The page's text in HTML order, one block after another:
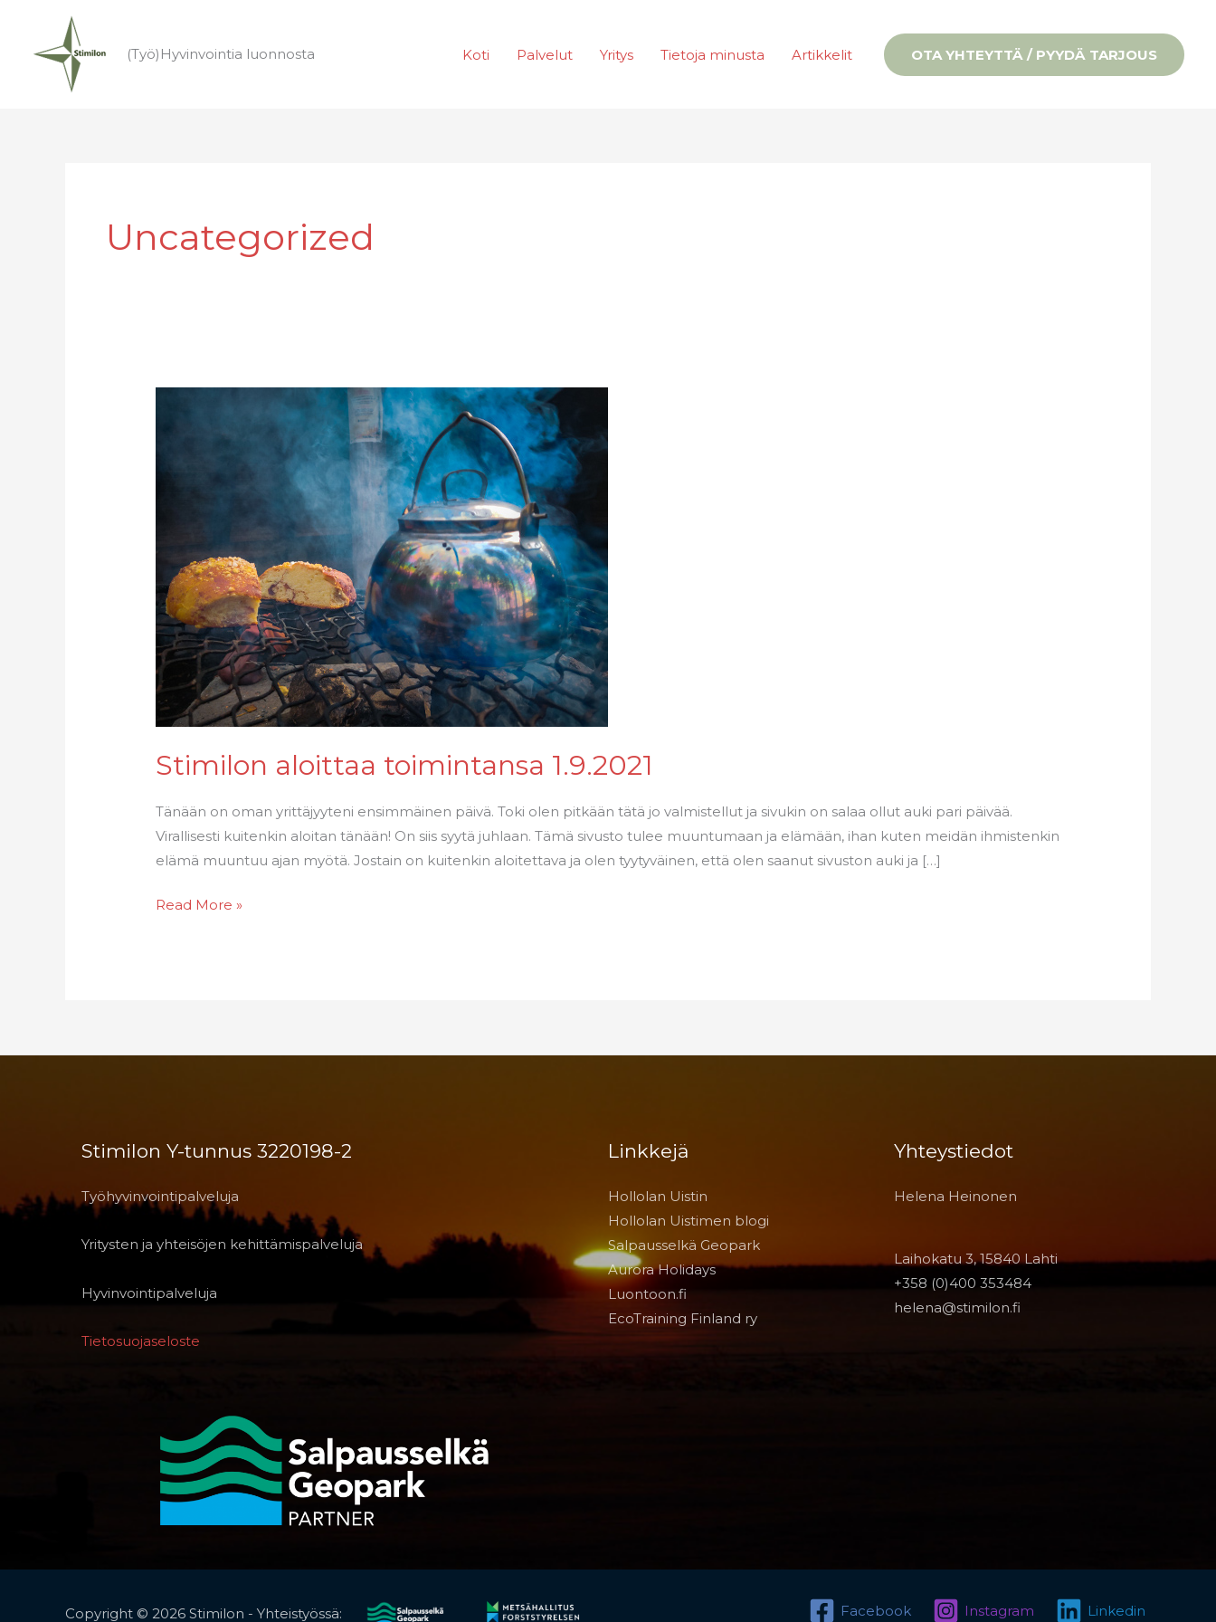
(Työ)Hyvinvointia luonnosta
Koti Palvelut Yritys Tietoja minusta Artikkelit OTA YHTEYTTÄ / PYYDÄ TARJOUS
Uncategorized
Stimilon aloittaa toimintansa 1.9.2021
Tänään on oman yrittäjyyteni ensimmäinen päivä. Toki olen pitkään tätä jo valmistellut ja sivukin on salaa ollut auki pari päivää.
Virallisesti kuitenkin aloitan tänään! On siis syytä juhlaan. Tämä sivusto tulee muuntumaan ja elämään, ihan kuten meidän ihmistenkin
elämä muuntuu ajan myötä. Jostain on kuitenkin aloitettava ja olen tyytyväinen, että olen saanut sivuston auki ja […]
1.9.2021
Read More »
Stimilon Y-tunnus 3220198-2
Työhyvinvointipalveluja
Yritysten ja yhteisöjen kehittämispalveluja
Hyvinvointipalveluja
Tietosuojaseloste
Linkkejä
Hollolan Uistin
Hollolan Uistimen blogi
Salpausselkä Geopark
Aurora Holidays
Luontoon.fi
EcoTraining Finland ry
Yhteystiedot
Helena Heinonen
Laihokatu 3, 15840 Lahti
+358 (0)400 353484
helena@stimilon.fi
Copyright © 2026 Stimilon - Yhteistyössä: Facebook Instagram Linkedin